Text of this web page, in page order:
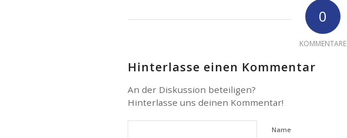
0
KOMMENTARE
Hinterlasse einen Kommentar
An der Diskussion beteiligen?
Hinterlasse uns deinen Kommentar!
Name